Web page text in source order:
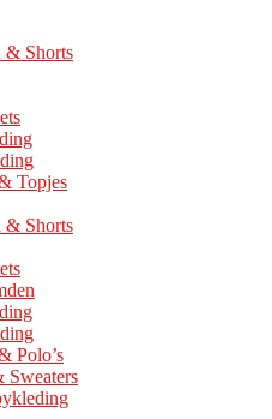
& Shorts
Topjes
& Shorts
Polo’s
Sweaters